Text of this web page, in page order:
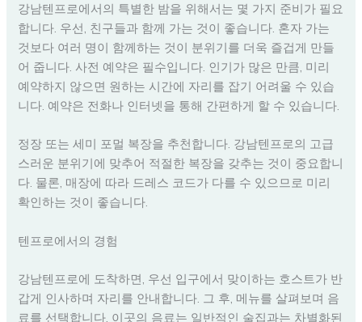
강남텐프로에서의 특별한 밤을 위해서는 몇 가지 준비가 필요
합니다. 우선, 친구들과 함께 가는 것이 좋습니다. 혼자 가는
것보다 여러 명이 함께하는 것이 분위기를 더욱 즐겁게 만들
어 줍니다. 사전 예약은 필수입니다. 인기가 많은 만큼, 미리
예약하지 않으면 원하는 시간에 자리를 잡기 어려울 수 있습
니다. 예약은 전화나 인터넷을 통해 간편하게 할 수 있습니다.
정장 또는 세미 포멀 복장을 추천합니다. 강남텐프로의 고급
스러운 분위기에 맞추어 적절한 복장을 갖추는 것이 중요합니
다. 물론, 매장에 따라 드레스 코드가 다를 수 있으므로 미리
확인하는 것이 좋습니다.
텐프로에서의 경험
강남텐프로에 도착하면, 우선 입구에서 맞이하는 호스트가 반
갑게 인사하며 자리를 안내합니다. 그 후, 메뉴를 살펴보며 음
료를 선택합니다. 이곳의 음료는 일반적인 술집과는 차별화된